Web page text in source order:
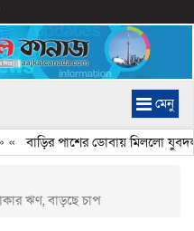
মেনু
বাড়ির পাশের ডোবায় মিললো যুবদল
ঋণ, বাড়ছে চাপ